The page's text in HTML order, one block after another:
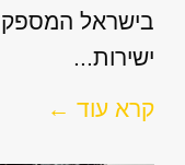
בישראל המספק
ישירות...
קרא עוד ←